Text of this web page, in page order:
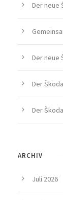
Der neue
Der neue
Der
Der
ARCHIV
Juli 2026